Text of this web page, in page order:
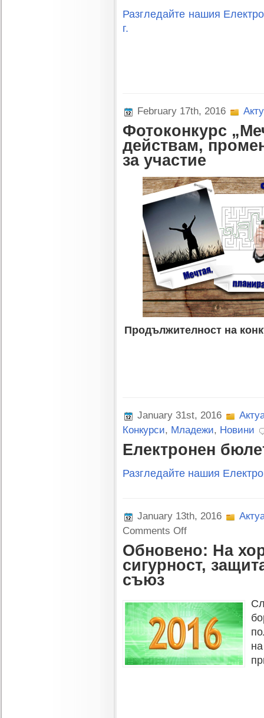
Разгледайте нашия
г.
February 17th, 2016
Фотоконкурс
действам,
за участие
Продължителност на
January 31st, 2016
Конкурси, Младежи, Новини
Електронен
Разгледайте нашия
January 13th, 2016
Comments Offon
На
хоризонта
за
защита
на
данните,
енергиен
съюз
Обновено: На
сигурност,
съюз